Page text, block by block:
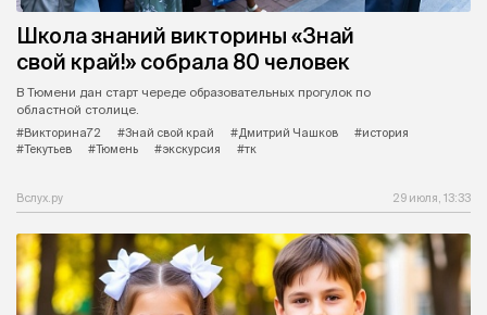
Школа знаний викторины «Знай
свой край!» собрала 80 человек
В Тюмени дан старт череде образовательных прогулок по
областной столице.
#Викторина72
#Знай свой край #Дмитрий Чашков
#история
#Текутьев
#Тюмень #экскурсия #тк
Вслух.ру 29 июля, 13:33